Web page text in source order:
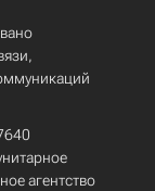
агентство